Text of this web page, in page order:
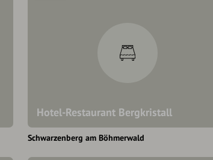
Hotel-Restaurant Bergkristall
Schwarzenberg am Böhmerwald